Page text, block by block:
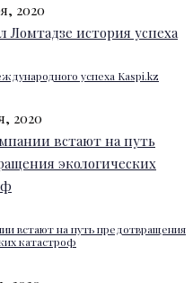
2020
успеха Kaspi.kz
2020
встают на путь предотвращения
катастроф